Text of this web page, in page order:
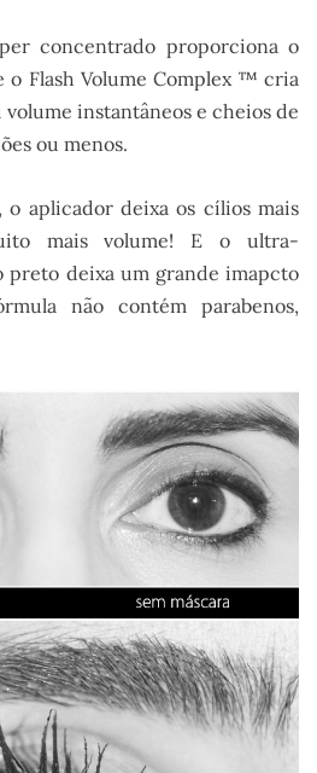
concentrado proporciona o
o Flash Volume Complex ™ cria
instantâneos e cheios de
ou menos.
aplicador deixa os cílios mais
mais volume! E o ultra-
preto deixa um grande imapcto
não contém parabenos,